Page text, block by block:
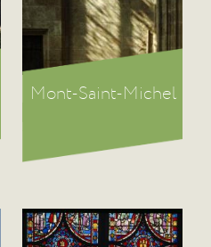
Mont-Saint-Michel